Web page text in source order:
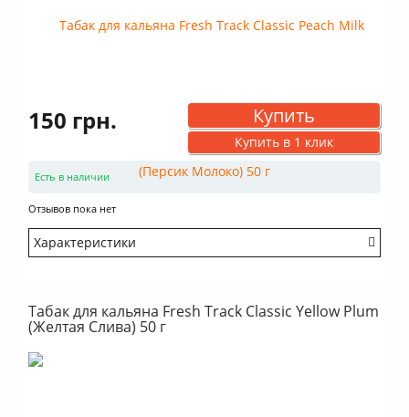
150 грн. Купить
Купить в 1 клик
Есть в наличии
Отзывов пока нет
Характеристики
Аромат: Сладкий
Аромат: Фруктовый
Аромат: Сливочный
Дымность: Выше среднего
Табак для кальяна Fresh Track Classic Yellow Plum
(Желтая Слива) 50 г